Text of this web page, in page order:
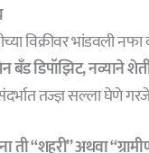
विक्रीवर भांडवली
बँड डिपॉझिट, नव्याने
तज्ज्ञ सल्ला घेणे
“शहरी” अथवा